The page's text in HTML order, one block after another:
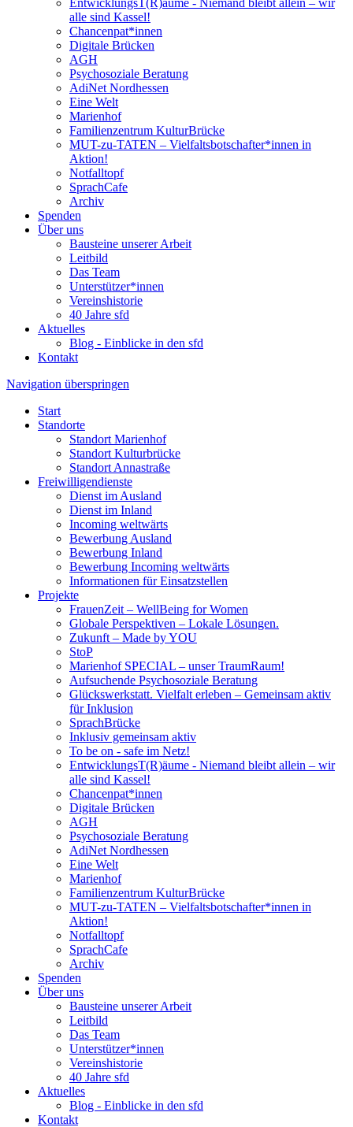
EntwicklungsT(R)äume - Niemand bleibt allein – wir
alle sind Kassel!
Chancenpat*innen
Digitale Brücken
AGH
Psychosoziale Beratung
AdiNet Nordhessen
Eine Welt
Marienhof
Familienzentrum KulturBrücke
MUT-zu-TATEN – Vielfaltsbotschafter*innen in
Aktion!
Notfalltopf
SprachCafe
Archiv
Spenden
Über uns
Bausteine unserer Arbeit
Leitbild
Das Team
Unterstützer*innen
Vereinshistorie
40 Jahre sfd
Aktuelles
Blog - Einblicke in den sfd
Kontakt
Navigation überspringen
Start
Standorte
Standort Marienhof
Standort Kulturbrücke
Standort Annastraße
Freiwilligendienste
Dienst im Ausland
Dienst im Inland
Incoming weltwärts
Bewerbung Ausland
Bewerbung Inland
Bewerbung Incoming weltwärts
Informationen für Einsatzstellen
Projekte
FrauenZeit – WellBeing for Women
Globale Perspektiven – Lokale Lösungen.
Zukunft – Made by YOU
StoP
Marienhof SPECIAL – unser TraumRaum!
Aufsuchende Psychosoziale Beratung
Glückswerkstatt. Vielfalt erleben – Gemeinsam aktiv
für Inklusion
SprachBrücke
Inklusiv gemeinsam aktiv
To be on - safe im Netz!
EntwicklungsT(R)äume - Niemand bleibt allein – wir
alle sind Kassel!
Chancenpat*innen
Digitale Brücken
AGH
Psychosoziale Beratung
AdiNet Nordhessen
Eine Welt
Marienhof
Familienzentrum KulturBrücke
MUT-zu-TATEN – Vielfaltsbotschafter*innen in
Aktion!
Notfalltopf
SprachCafe
Archiv
Spenden
Über uns
Bausteine unserer Arbeit
Leitbild
Das Team
Unterstützer*innen
Vereinshistorie
40 Jahre sfd
Aktuelles
Blog - Einblicke in den sfd
Kontakt